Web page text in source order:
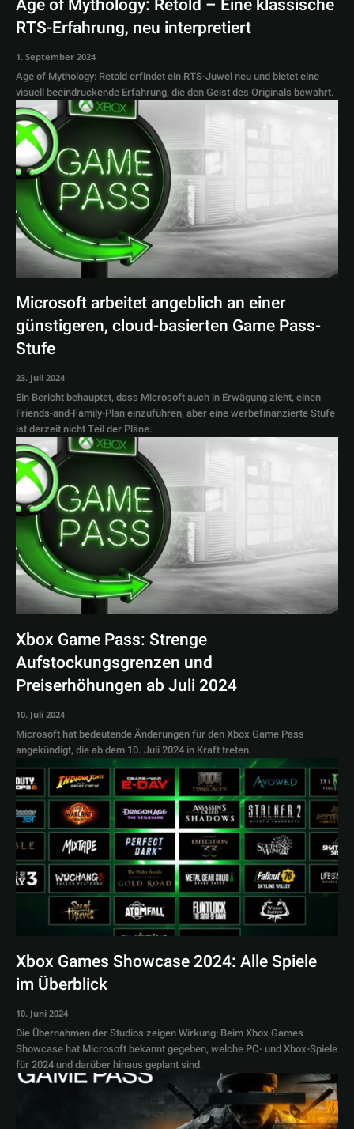
RTS-Erfahrung, neu interpretiert
1. September 2024
Age of Mythology: Retold erfindet ein RTS-Juwel neu und bietet eine
visuell beeindruckende Erfahrung, die den Geist des Originals bewahrt.
Microsoft arbeitet angeblich an einer
günstigeren, cloud-basierten Game Pass-
Stufe
23. Juli 2024
Ein Bericht behauptet, dass Microsoft auch in Erwägung zieht, einen
Friends-and-Family-Plan einzuführen, aber eine werbefinanzierte Stufe
ist derzeit nicht Teil der Pläne.
Xbox Game Pass: Strenge
Aufstockungsgrenzen und
Preiserhöhungen ab Juli 2024
10. Juli 2024
Microsoft hat bedeutende Änderungen für den Xbox Game Pass
angekündigt, die ab dem 10. Juli 2024 in Kraft treten.
Xbox Games Showcase 2024: Alle Spiele
im Überblick
10. Juni 2024
Die Übernahmen der Studios zeigen Wirkung: Beim Xbox Games
Showcase hat Microsoft bekannt gegeben, welche PC- und Xbox-Spiele
für 2024 und darüber hinaus geplant sind.